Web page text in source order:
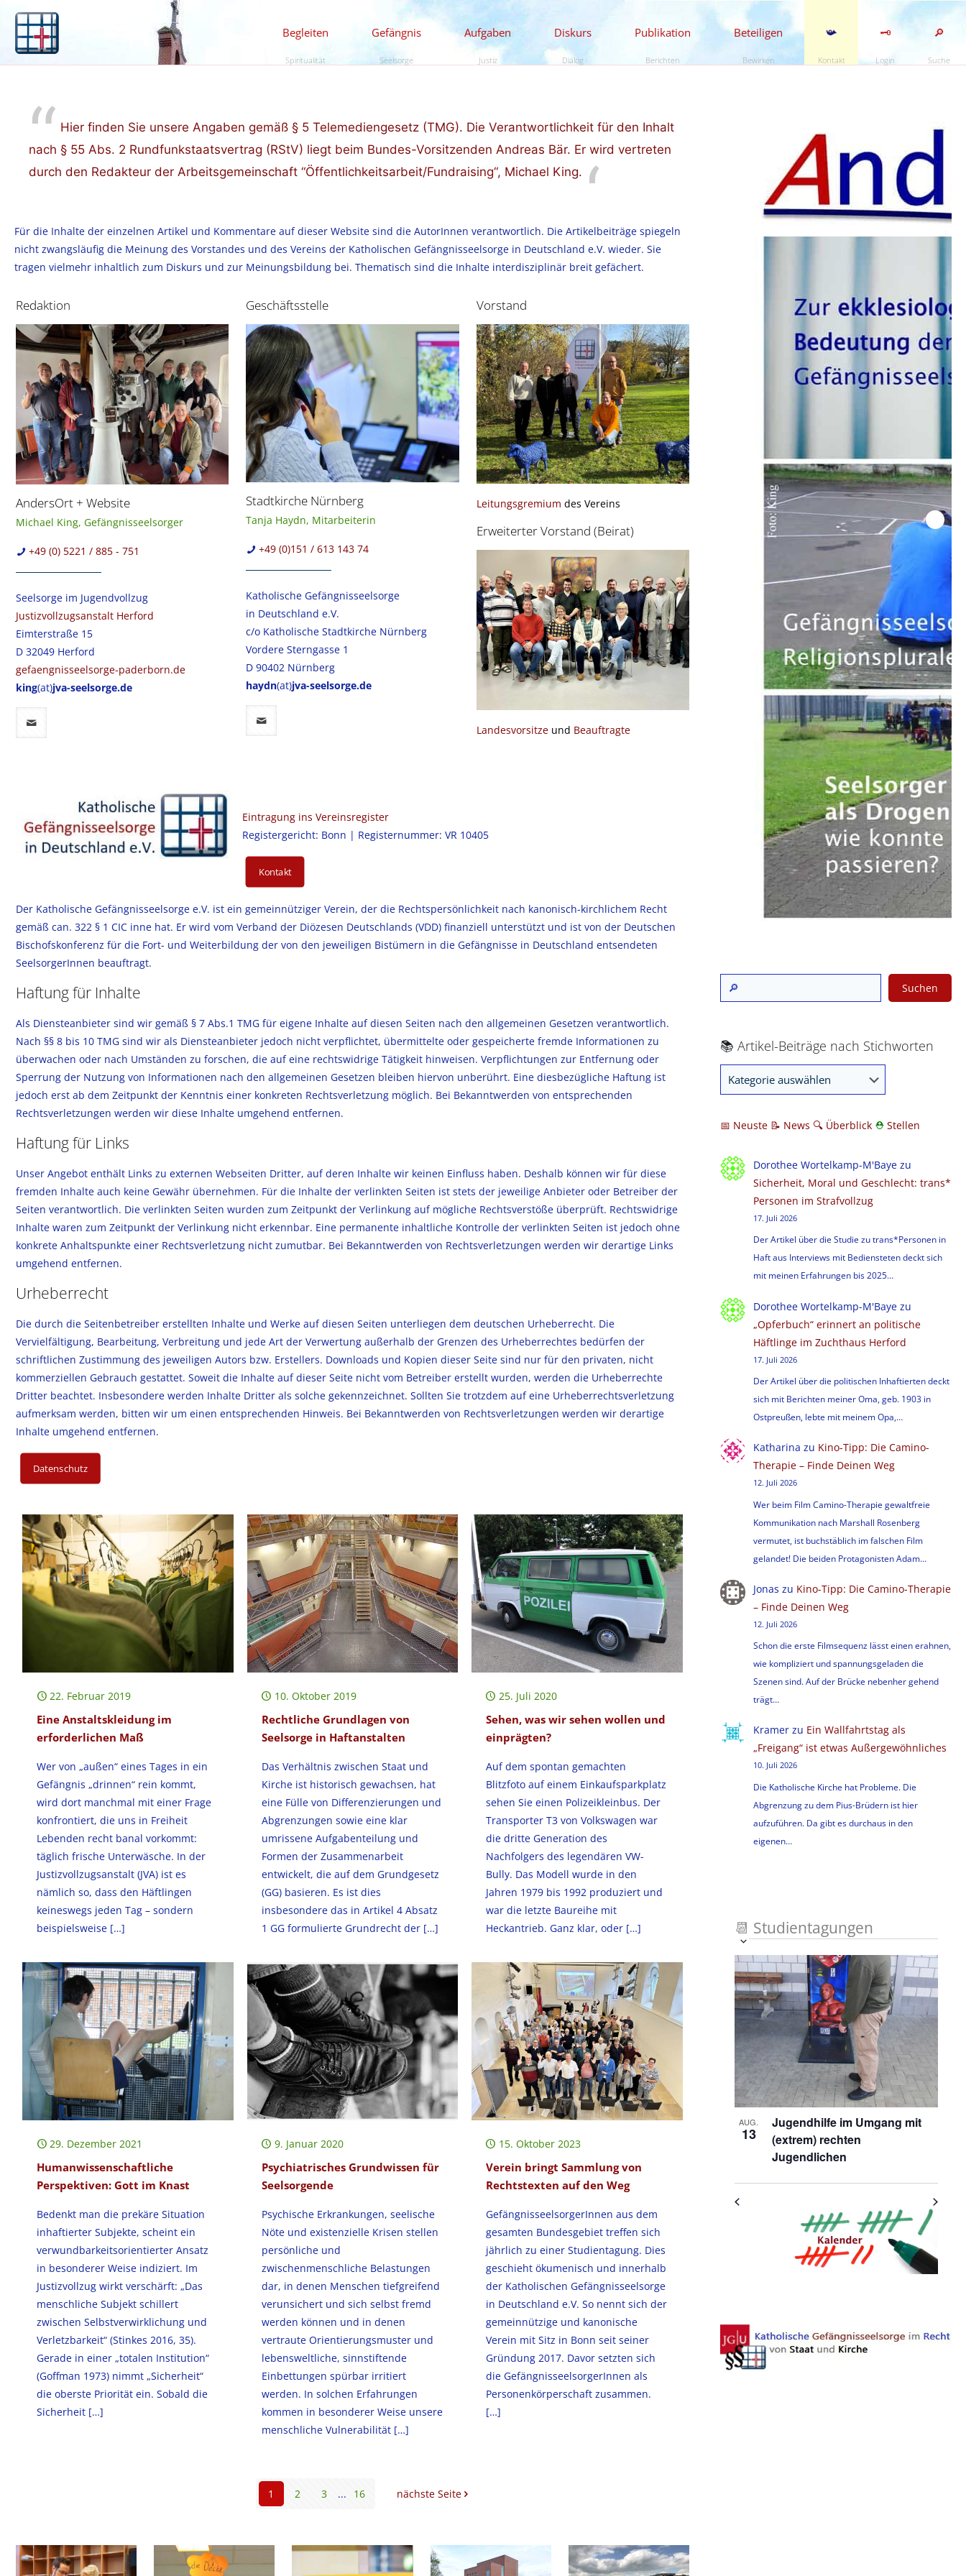
Begleiten
Spiritualität
Gefängnis
Seelsorge
Aufgaben
Justiz
Diskurs
Dialog
Publikation
Berichten
Beteiligen
Bewirken
📯
Kontakt
🗝️
Login
🔎
Suche
Hier finden Sie unsere Angaben gemäß § 5 Telemediengesetz (TMG). Die Verantwortlichkeit für den Inhalt
nach § 55 Abs. 2 Rundfunkstaatsvertrag (RStV) liegt beim Bundes-Vorsitzenden Andreas Bär. Er wird vertreten
durch den Redakteur der Arbeitsgemeinschaft “Öffentlichkeitsarbeit/Fundraising“, Michael King.
Für die Inhalte der einzelnen Artikel und Kommentare auf dieser Website sind die AutorInnen verantwortlich. Die Artikelbeiträge spiegeln
nicht zwangsläufig die Meinung des Vorstandes und des Vereins der Katholischen Gefängnisseelsorge in Deutschland e.V. wieder. Sie
tragen vielmehr inhaltlich zum Diskurs und zur Meinungsbildung bei. Thematisch sind die Inhalte interdisziplinär breit gefächert.
Redaktion
AndersOrt + Website
Michael King, Gefängnisseelsorger
+49 (0) 5221 / 885 - 751
Seelsorge im Jugendvollzug
Justizvollzugsanstalt Herford
Eimterstraße 15
D 32049 Herford
gefaengnisseelsorge-paderborn.de
king(at)jva-seelsorge.de
Geschäftsstelle
Stadtkirche Nürnberg
Tanja Haydn, Mitarbeiterin
+49 (0)151 / 613 143 74
Katholische Gefängnisseelsorge
in Deutschland e.V.
c/o Katholische Stadtkirche Nürnberg
Vordere Sterngasse 1
D 90402 Nürnberg
haydn(at)jva-seelsorge.de
Vorstand
Leitungsgremium des Vereins
Erweiterter Vorstand (Beirat)
Landesvorsitzeund Beauftragte
Eintragung ins Vereinsregister
Registergericht: Bonn | Registernummer: VR 10405
Kontakt
Der Katholische Gefängnisseelsorge e.V. ist ein gemeinnütziger Verein, der die Rechtspersönlichkeit nach kanonisch-kirchlichem Recht
gemäß can. 322 § 1 CIC inne hat. Er wird vom Verband der Diözesen Deutschlands (VDD) finanziell unterstützt und ist von der Deutschen
Bischofskonferenz für die Fort- und Weiterbildung der von den jeweiligen Bistümern in die Gefängnisse in Deutschland entsendeten
SeelsorgerInnen beauftragt.
Haftung für Inhalte
Als Diensteanbieter sind wir gemäß § 7 Abs.1 TMG für eigene Inhalte auf diesen Seiten nach den allgemeinen Gesetzen verantwortlich.
Nach §§ 8 bis 10 TMG sind wir als Diensteanbieter jedoch nicht verpflichtet, übermittelte oder gespeicherte fremde Informationen zu
überwachen oder nach Umständen zu forschen, die auf eine rechtswidrige Tätigkeit hinweisen. Verpflichtungen zur Entfernung oder
Sperrung der Nutzung von Informationen nach den allgemeinen Gesetzen bleiben hiervon unberührt. Eine diesbezügliche Haftung ist
jedoch erst ab dem Zeitpunkt der Kenntnis einer konkreten Rechtsverletzung möglich. Bei Bekanntwerden von entsprechenden
Rechtsverletzungen werden wir diese Inhalte umgehend entfernen.
Haftung für Links
Unser Angebot enthält Links zu externen Webseiten Dritter, auf deren Inhalte wir keinen Einfluss haben. Deshalb können wir für diese
fremden Inhalte auch keine Gewähr übernehmen. Für die Inhalte der verlinkten Seiten ist stets der jeweilige Anbieter oder Betreiber der
Seiten verantwortlich. Die verlinkten Seiten wurden zum Zeitpunkt der Verlinkung auf mögliche Rechtsverstöße überprüft. Rechtswidrige
Inhalte waren zum Zeitpunkt der Verlinkung nicht erkennbar. Eine permanente inhaltliche Kontrolle der verlinkten Seiten ist jedoch ohne
konkrete Anhaltspunkte einer Rechtsverletzung nicht zumutbar. Bei Bekanntwerden von Rechtsverletzungen werden wir derartige Links
umgehend entfernen.
Urheberrecht
Die durch die Seitenbetreiber erstellten Inhalte und Werke auf diesen Seiten unterliegen dem deutschen Urheberrecht. Die
Vervielfältigung, Bearbeitung, Verbreitung und jede Art der Verwertung außerhalb der Grenzen des Urheberrechtes bedürfen der
schriftlichen Zustimmung des jeweiligen Autors bzw. Erstellers. Downloads und Kopien dieser Seite sind nur für den privaten, nicht
kommerziellen Gebrauch gestattet. Soweit die Inhalte auf dieser Seite nicht vom Betreiber erstellt wurden, werden die Urheberrechte
Dritter beachtet. Insbesondere werden Inhalte Dritter als solche gekennzeichnet. Sollten Sie trotzdem auf eine Urheberrechtsverletzung
aufmerksam werden, bitten wir um einen entsprechenden Hinweis. Bei Bekanntwerden von Rechtsverletzungen werden wir derartige
Inhalte umgehend entfernen.
Datenschutz
22. Februar 2019
Eine Anstaltskleidung im
erforderlichen Maß
Wer von „außen“ eines Tages in ein
Gefängnis „drinnen“ rein kommt,
wird dort manchmal mit einer Frage
konfrontiert, die uns in Freiheit
Lebenden recht banal vorkommt:
täglich frische Unterwäsche. In der
Justizvollzugsanstalt (JVA) ist es
nämlich so, dass den Häftlingen
keineswegs jeden Tag – sondern
beispielsweise […]
10. Oktober 2019
Rechtliche Grundlagen von
Seelsorge in Haftanstalten
Das Verhältnis zwischen Staat und
Kirche ist historisch gewachsen, hat
eine Fülle von Differenzierungen und
Abgrenzungen sowie eine klar
umrissene Aufgabenteilung und
Formen der Zusammenarbeit
entwickelt, die auf dem Grundgesetz
(GG) basieren. Es ist dies
insbesondere das in Artikel 4 Absatz
1 GG formulierte Grundrecht der[…]
25. Juli 2020
Sehen, was wir sehen wollen und
einprägten?
Auf dem spontan gemachten
Blitzfoto auf einem Einkaufsparkplatz
sehen Sie einen Polizeikleinbus. Der
Transporter T3 von Volkswagen war
die dritte Generation des
Nachfolgers des legendären VW-
Bully. Das Modell wurde in den
Jahren 1979 bis 1992 produziert und
war die letzte Baureihe mit
Heckantrieb. Ganz klar, oder[…]
29. Dezember 2021
Humanwissenschaftliche
Perspektiven: Gott im Knast
Bedenkt man die prekäre Situation
inhaftierter Subjekte, scheint ein
verwundbarkeitsorientierter Ansatz
in besonderer Weise indiziert. Im
Justizvollzug wirkt verschärft: „Das
menschliche Subjekt schillert
zwischen Selbstverwirklichung und
Verletzbarkeit“ (Stinkes 2016, 35).
Gerade in einer „totalen Institution“
(Goffman 1973) nimmt „Sicherheit“
die oberste Priorität ein. Sobald die
Sicherheit […]
9. Januar 2020
Psychiatrisches Grundwissen für
Seelsorgende
Psychische Erkrankungen, seelische
Nöte und existenzielle Krisen stellen
persönliche und
zwischenmenschliche Belastungen
dar, in denen Menschen tiefgreifend
verunsichert und sich selbst fremd
werden können und in denen
vertraute Orientierungsmuster und
lebensweltliche, sinnstiftende
Einbettungen spürbar irritiert
werden. In solchen Erfahrungen
kommen in besonderer Weise unsere
menschliche Vulnerabilität[…]
15. Oktober 2023
Verein bringt Sammlung von
Rechtstexten auf den Weg
GefängnisseelsorgerInnen aus dem
gesamten Bundesgebiet treffen sich
jährlich zu einer Studientagung. Dies
geschieht ökumenisch und innerhalb
der Katholischen Gefängnisseelsorge
in Deutschland e.V. So nennt sich der
gemeinnützige und kanonische
Verein mit Sitz in Bonn seit seiner
Gründung 2017. Davor setzten sich
die GefängnisseelsorgerInnen als
Personenkörperschaft zusammen.
[…]
1 2 3 ... 16 nächste Seite
Suchen
📚 Artikel-Beiträge nach Stichworten
📅 Neuste 📝 News 🔍 Überblick ⛑ Stellen
Dorothee Wortelkamp-M'Bayezu
Sicherheit, Moral und Geschlecht: trans*
Personen im Strafvollzug
17. Juli 2026
Der Artikel über die Studie zu trans*Personen in
Haft aus Interviews mit Bediensteten deckt sich
mit meinen Erfahrungen bis 2025…
Dorothee Wortelkamp-M'Bayezu
„Opferbuch“ erinnert an politische
Häftlinge im Zuchthaus Herford
17. Juli 2026
Der Artikel über die politischen Inhaftierten deckt
sich mit Berichten meiner Oma, geb. 1903 in
Ostpreußen, lebte mit meinem Opa,…
Katharina zu Kino-Tipp: Die Camino-
Therapie – Finde Deinen Weg
12. Juli 2026
Wer beim Film Camino-Therapie gewaltfreie
Kommunikation nach Marshall Rosenberg
vermutet, ist buchstäblich im falschen Film
gelandet! Die beiden Protagonisten Adam…
Jonas zu Kino-Tipp: Die Camino-Therapie
– Finde Deinen Weg
12. Juli 2026
Schon die erste Filmsequenz lässt einen erahnen,
wie kompliziert und spannungsgeladen die
Szenen sind. Auf der Brücke nebenher gehend
trägt…
Kramerzu Ein Wallfahrtstag als
„Freigang“ ist etwas Außergewöhnliches
10. Juli 2026
Die Katholische Kirche hat Probleme. Die
Abgrenzung zu dem Pius-Brüdern ist hier
aufzuführen. Da gibt es durchaus in den
eigenen…
📆 Studientagungen
Ansichten-
Navigation
Veranstaltung
Ansichten-
Navigation
auswählen.
List
of
Veranstaltungen
in
Photo
View
AUG.
13
Jugendhilfe im Umgang mit
(extrem) rechten
Jugendlichen